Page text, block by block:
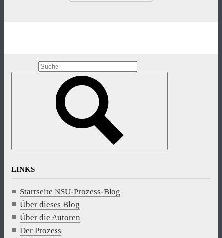
LINKS
Startseite NSU-Prozess-Blog
Über dieses Blog
Über die Autoren
Der Prozess